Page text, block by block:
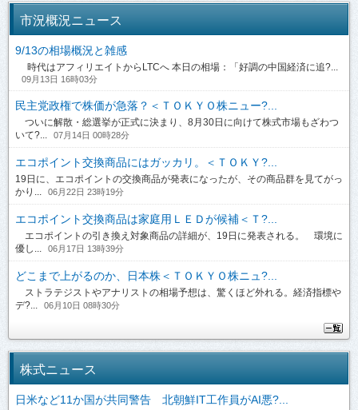
市況概況ニュース
9/13の相場概況と雑感
時代はアフィリエイトからLTCへ 本日の相場：「好調の中国経済に追?...
09月13日 16時03分
民主党政権で株価が急落？＜ＴＯＫＹＯ株ニュー?...
ついに解散・総選挙が正式に決まり、8月30日に向けて株式市場もざわつ
いて?...
07月14日 00時28分
エコポイント交換商品にはガッカリ。＜ＴＯＫＹ?...
19日に、エコポイントの交換商品が発表になったが、その商品群を見てがっ
かり...
06月22日 23時19分
エコポイント交換商品は家庭用ＬＥＤが候補＜Ｔ?...
エコポイントの引き換え対象商品の詳細が、19日に発表される。 環境に
優し...
06月17日 13時39分
どこまで上がるのか、日本株＜ＴＯＫＹＯ株ニュ?...
ストラテジストやアナリストの相場予想は、驚くほど外れる。経済指標や
デ?...
06月10日 08時30分
株式ニュース
日米など11か国が共同警告 北朝鮮IT工作員がAI悪?...